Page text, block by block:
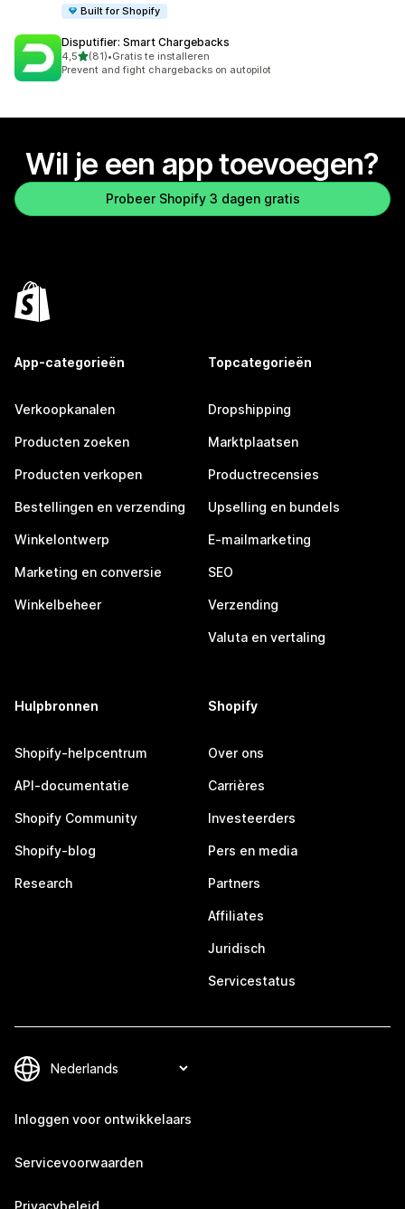
Built for Shopify
Disputifier: Smart Chargebacks
4,5van 5 sterren
(81)
81 recensies in totaal
•Gratis te installeren
Prevent and fight chargebacks on autopilot
Wil je een app toevoegen?
Probeer Shopify 3 dagen gratis
App-categorieën
Verkoopkanalen
Producten zoeken
Producten verkopen
Bestellingen en verzending
Winkelontwerp
Marketing en conversie
Winkelbeheer
Topcategorieën
Dropshipping
Marktplaatsen
Productrecensies
Upselling en bundels
E-mailmarketing
SEO
Verzending
Valuta en vertaling
Hulpbronnen
Shopify-helpcentrum
API-documentatie
Shopify Community
Shopify-blog
Research
Shopify
Over ons
Carrières
Investeerders
Pers en media
Partners
Affiliates
Juridisch
Servicestatus
Inloggen voor ontwikkelaars
Servicevoorwaarden